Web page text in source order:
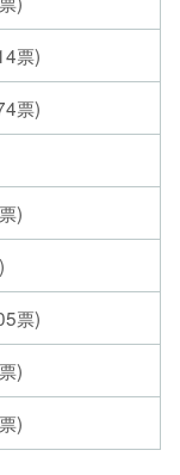
票)
票)
)
票)
)
)